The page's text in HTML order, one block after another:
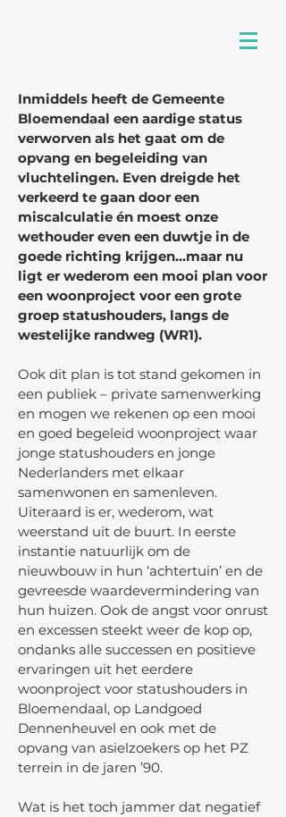
Inmiddels heeft de Gemeente
Bloemendaal een aardige status
verworven als het gaat om de
opvang en begeleiding van
vluchtelingen. Even dreigde het
verkeerd te gaan door een
miscalculatie én moest onze
wethouder even een duwtje in de
goede richting krijgen…maar nu
ligt er wederom een mooi plan voor
een woonproject voor een grote
groep statushouders, langs de
westelijke randweg (WR1).
Ook dit plan is tot stand gekomen in
een publiek – private samenwerking
en mogen we rekenen op een mooi
en goed begeleid woonproject waar
jonge statushouders en jonge
Nederlanders met elkaar
samenwonen en samenleven.
Uiteraard is er, wederom, wat
weerstand uit de buurt. In eerste
instantie natuurlijk om de
nieuwbouw in hun ‘achtertuin’ en de
gevreesde waardevermindering van
hun huizen. Ook de angst voor onrust
en excessen steekt weer de kop op,
ondanks alle successen en positieve
ervaringen uit het eerdere
woonproject voor statushouders in
Bloemendaal, op Landgoed
Dennenheuvel en ook met de
opvang van asielzoekers op het PZ
terrein in de jaren ’90.
Wat is het toch jammer dat negatief